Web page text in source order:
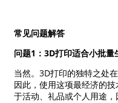
常见问题解答
问题1：3D打印适合小批量
当然。3D打印的独特之处
因此，使用这项最经济的
于活动、礼品或个人用途，